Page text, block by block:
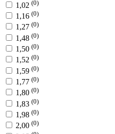
1,02 (0)
1,16 (0)
1,27 (0)
1,48 (0)
1,50 (0)
1,52 (0)
1,59 (0)
1,77 (0)
1,80 (0)
1,83 (0)
1,98 (0)
2,00 (0)